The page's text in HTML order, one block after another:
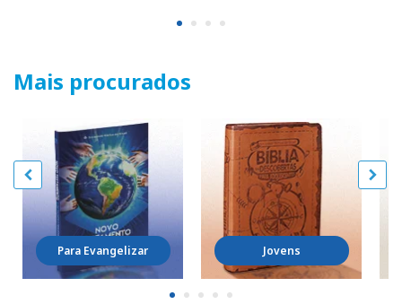
Mais procurados
Para Evangelizar Jovens